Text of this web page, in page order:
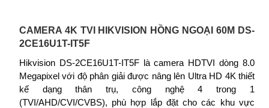
CAMERA 4K TVI HIKVISION HỒNG NGOẠI 60M DS-
2CE16U1T-IT5F
Hikvision DS-2CE16U1T-IT5F là camera HDTVI dòng 8.0
Megapixel với độ phân giải được nâng lên Ultra HD 4K thiết
kế dạng thân trụ, công nghệ 4 trong 1
(TVI/AHD/CVI/CVBS), phù hợp lắp đặt cho các khu vực